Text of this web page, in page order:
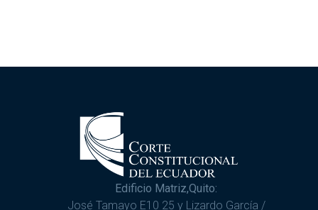
Edificio Matriz,Quito:
José Tamayo E10 25 y Lizardo García /